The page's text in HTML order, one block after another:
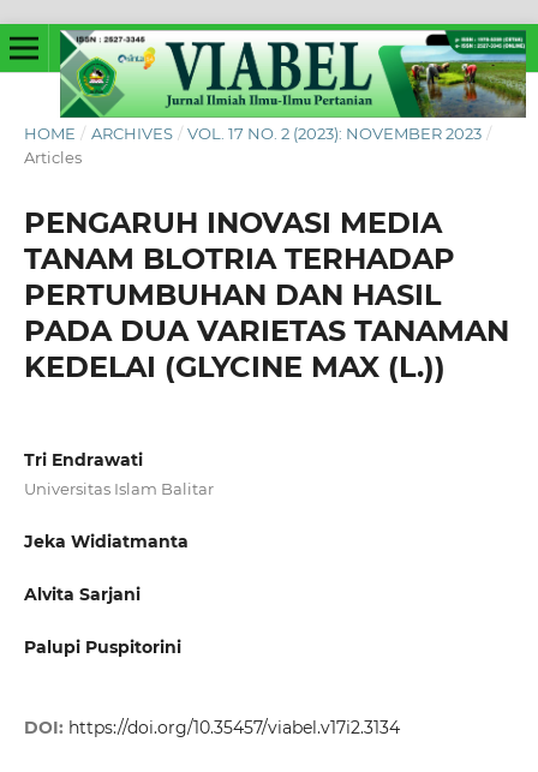
HOME / ARCHIVES / VOL. 17 NO. 2 (2023): NOVEMBER 2023 /
Articles
PENGARUH INOVASI MEDIA
TANAM BLOTRIA TERHADAP
PERTUMBUHAN DAN HASIL
PADA DUA VARIETAS TANAMAN
KEDELAI (GLYCINE MAX (L.))
Tri Endrawati
Universitas Islam Balitar
Jeka Widiatmanta
Alvita Sarjani
Palupi Puspitorini
DOI: https://doi.org/10.35457/viabel.v17i2.3134